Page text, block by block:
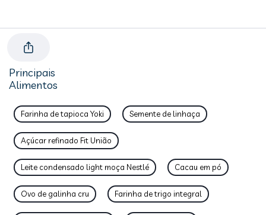
Principais
Alimentos
Farinha de tapioca Yoki Semente de linhaça
Açúcar refinado Fit União
Leite condensado light moça Nestlé Cacau em pó
Ovo de galinha cru Farinha de trigo integral